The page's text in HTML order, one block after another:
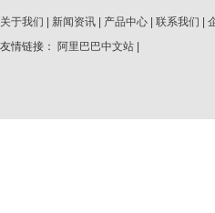
关于我们 新闻资讯 产品中心 联系我们
友情链接： 阿里巴巴中文站